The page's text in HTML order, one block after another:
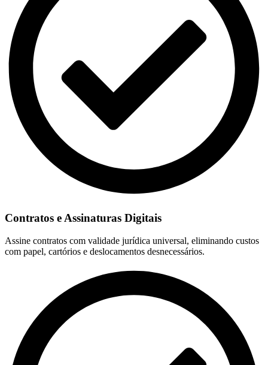
Contratos e Assinaturas Digitais
Assine contratos com validade jurídica universal, eliminando custos
com papel, cartórios e deslocamentos desnecessários.